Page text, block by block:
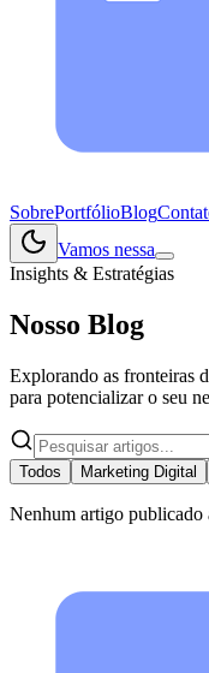
SobrePortfólioBlog
Vamos nessa
Insights & Estratégias
Nosso Blog
Explorando as fronteiras
para potencializar o seu
Todos Marketing Digital
Nenhum artigo publicado